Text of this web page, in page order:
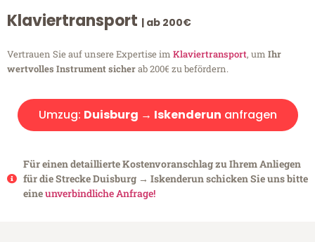
Klaviertransport | ab 200€
Vertrauen Sie auf unsere Expertise im Klaviertransport, um Ihr
wertvolles Instrument sicherab 200€ zu befördern.
Umzug: Duisburg → Iskenderun anfragen
Für einen detaillierte Kostenvoranschlag zu Ihrem Anliegen
für die Strecke Duisburg → Iskenderun schicken Sie uns bitte
eineunverbindliche Anfrage!